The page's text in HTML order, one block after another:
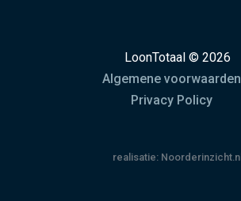
LoonTotaal © 2026
Algemene voorwaarden
Privacy Policy
realisatie: Noorderinzicht.nl